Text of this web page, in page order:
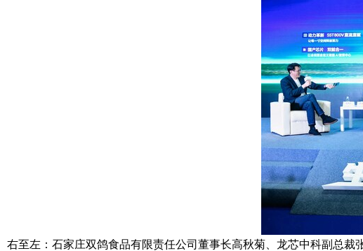
右至左：石家庄双鸽食品有限责任公司董事长高秋菊、龙芯中科副总